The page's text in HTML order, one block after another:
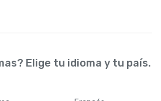
Elige tu idioma y tu país.